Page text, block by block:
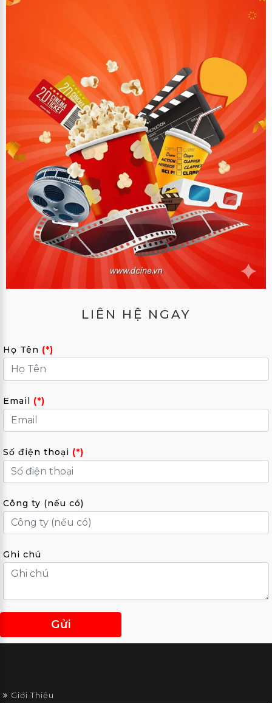
LIÊN HỆ NGAY
Họ Tên (*)
Email (*)
Số điện thoại (*)
Công ty (nếu có)
Ghi chú
Gửi
Giới Thiệu